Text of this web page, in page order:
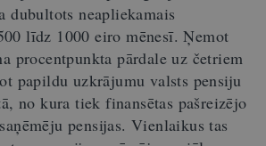
dubultots neapliekamais
līdz 1000 eiro mēnesī. Ņemot
procentpunkta pārdale uz četriem
papildu uzkrājumu valsts pensiju
no kura tiek finansētas pašreizējo
pensijas. Vienlaikus tas